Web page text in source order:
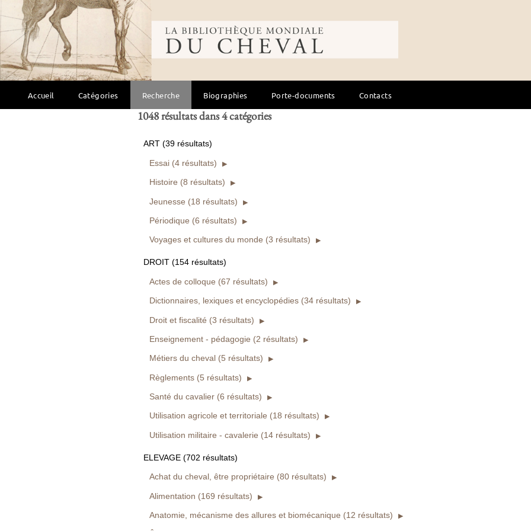
Bibliothèque mondiale du cheval
Accueil Catégories Recherche Biographies Porte-documents Contacts
Ou entre et
Ouvrages numérisés seuls
Rechercher Réinitialiser
1048 résultats dans 4 catégories
ART (39 résultats)
Essai (4 résultats)
Histoire (8 résultats)
Jeunesse (18 résultats)
Périodique (6 résultats)
Voyages et cultures du monde (3 résultats)
DROIT (154 résultats)
Actes de colloque (67 résultats)
Dictionnaires, lexiques et encyclopédies (34 résultats)
Droit et fiscalité (3 résultats)
Enseignement - pédagogie (2 résultats)
Métiers du cheval (5 résultats)
Règlements (5 résultats)
Santé du cavalier (6 résultats)
Utilisation agricole et territoriale (18 résultats)
Utilisation militaire - cavalerie (14 résultats)
ELEVAGE (702 résultats)
Achat du cheval, être propriétaire (80 résultats)
Alimentation (169 résultats)
Anatomie, mécanisme des allures et biomécanique (12 résultats)